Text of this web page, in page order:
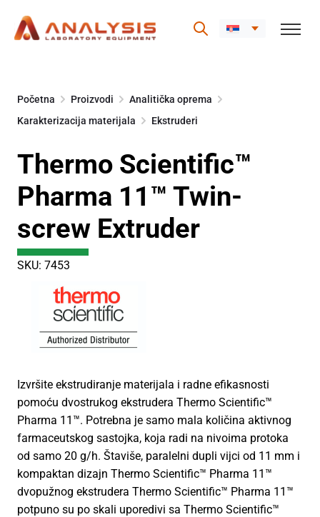
content
Početna Proizvodi
Analitička oprema
Karakterizacija materijala
Ekstruderi
Thermo Scientific™
Pharma 11™ Twin-
screw Extruder
SKU: 7453
Izvršite ekstrudiranje materijala i radne efikasnosti
pomoću dvostrukog ekstrudera Thermo Scientific™
Pharma 11™. Potrebna je samo mala količina aktivnog
farmaceutskog sastojka, koja radi na nivoima protoka
od samo 20 g/h. Štaviše, paralelni dupli vijci od 11 mm i
kompaktan dizajn Thermo Scientific™ Pharma 11™
dvopužnog ekstrudera Thermo Scientific™ Pharma 11™
potpuno su po skali uporedivi sa Thermo Scientific™